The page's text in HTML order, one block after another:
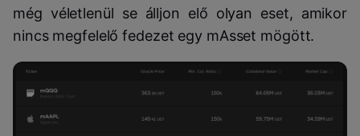
még véletlenül se álljon elő olyan eset, amikor
nincs megfelelő fedezet egy mAsset mögött.